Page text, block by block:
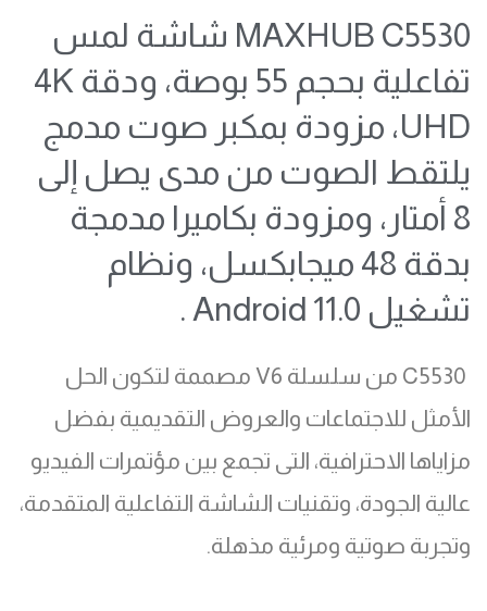
MAXHUB C5530 شاشة لمس
تفاعلية بحجم 55 بوصة، ودقة 4K
UHD، مزودة بمكبر صوت مدمج
يلتقط الصوت من مدى يصل إلى
8 أمتار، ومزودة بكاميرا مدمجة
بدقة 48 ميجابكسل، ونظام
تشغيل 11.0 Android .
C5530 من سلسلة V6 مصممة لتكون الحل
الأمثل للاجتماعات والعروض التقديمية بفضل
مزاياها الاحترافية، التى تجمع بين مؤتمرات الفيديو
عالية الجودة، وتقنيات الشاشة التفاعلية المتقدمة،
وتجربة صوتية ومرئية مذهلة.